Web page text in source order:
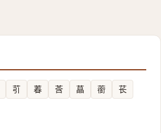
䒡 萶 莟 蕌 䕔
苌